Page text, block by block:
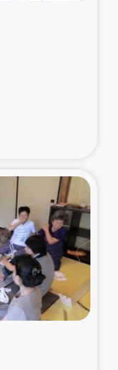
育支援事業
ク
支援
興支援
日誌